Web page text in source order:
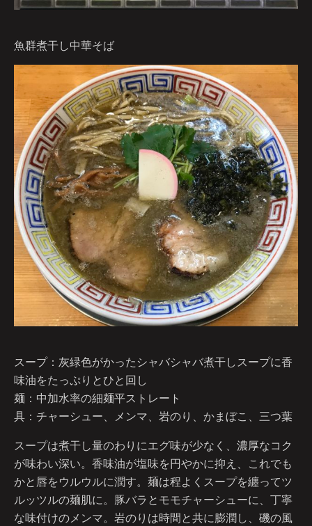
魚群煮干し中華そば
スープ：灰緑色がかったシャバシャバ煮干しスープに香
味油をたっぷりとひと回し
麺：中加水率の細麺平ストレート
具：チャーシュー、メンマ、岩のり、かまぼこ、三つ葉
スープは煮干し量のわりにエグ味が少なく、濃厚なコク
が味わい深い。香味油が塩味を円やかに抑え、これでも
かと唇をウルウルに潤す。麺は程よくスープを纏ってツ
ルッツルの麺肌に。豚バラとモモチャーシューに、丁寧
な味付けのメンマ。岩のりは時間と共に膨潤し、磯の風